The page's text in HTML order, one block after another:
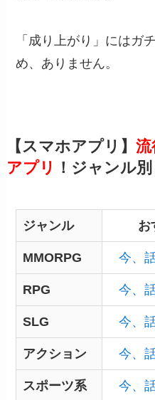
「成り上がり」にはガ
め、ありません。
【スマホアプリ】 流
アプリ ！ジャンル
ジャンル お
MMORPG 今、
RPG 今、
SLG 今、
アクション 今、
スポーツ系 今、